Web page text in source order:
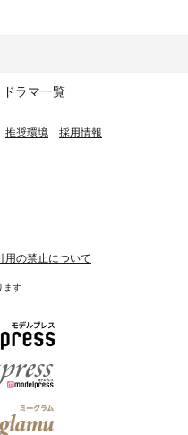
ドラマ一覧
推奨環境 採用情報
用の禁止について
ます